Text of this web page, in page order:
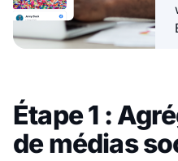
Étape 1 :
de médias